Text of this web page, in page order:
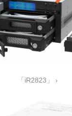
「iR2823」 ›